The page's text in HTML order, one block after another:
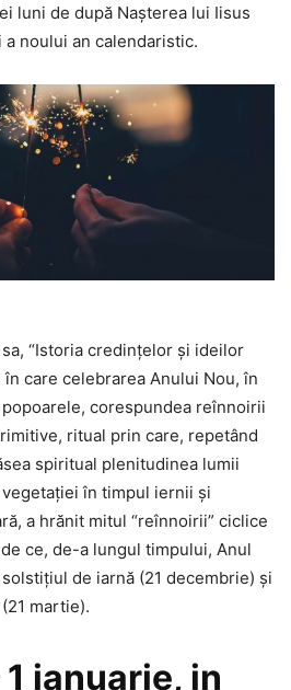
luni de după Naşterea lui Iisus
noului an calendaristic.
“Istoria credinţelor şi ideilor
care celebrarea Anului Nou, în
corespundea reînnoirii
ritual prin care, repetând
spiritual plenitudinea lumii
în timpul iernii şi
a hrănit mitul “reînnoirii” ciclice
ce, de-a lungul timpului, Anul
de iarnă (21 decembrie) şi
martie).
ianuarie, in